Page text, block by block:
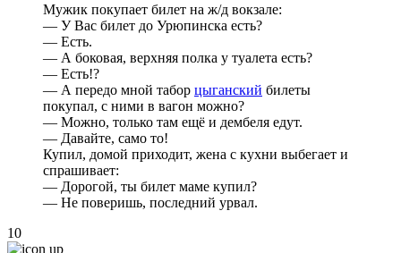
Мужик покупает билет на ж/д вокзале:
— У Вас билет до Урюпинска есть?
— Есть.
— А боковая, верхняя полка у туалета есть?
— Есть!?
— А передо мной табор цыганский билеты
покупал, с ними в вагон можно?
— Можно, только там ещё и дембеля едут.
— Давайте, само то!
Купил, домой приходит, жена с кухни выбегает и
спрашивает:
— Дорогой, ты билет маме купил?
— Не поверишь, последний урвал.
10